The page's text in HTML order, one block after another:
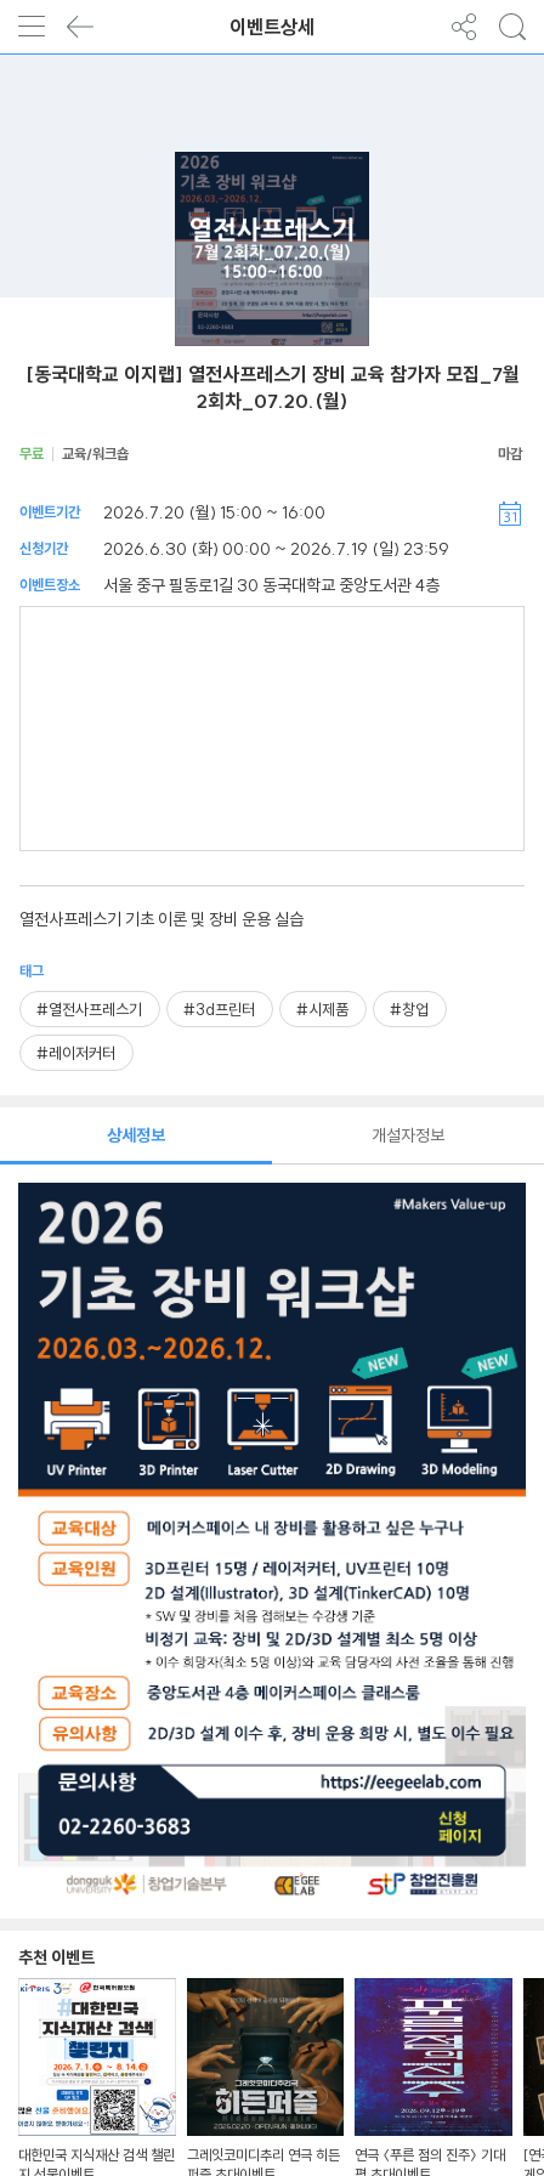
이벤트상세
[동국대학교 이지랩] 열전사프레스기 장비 교육 참가자 모집_7월
2회차_07.20.(월)
무료 교육/워크숍
이벤트기간 2026.7.20 (월) 15:00 ~ 16:00
신청기간 2026.6.30 (화) 00:00 ~ 2026.7.19 (일) 23:59
이벤트장소 서울 중구 필동로1길 30 동국대학교 중앙도서관 4층
열전사프레스기 기초 이론 및 장비 운용 실습
태그
#열전사프레스기 #3d프린터 #시제품 #창업
#레이저커터
상세정보 개설자정보
추천 이벤트
대한민국 지식재산 검색 챌린
그레잇코미디추리 연극 히든
연극 〈푸른 점의 진주〉 기대
[연